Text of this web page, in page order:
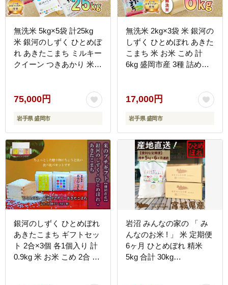
無洗米 5kg×5袋 計25kg
米 銀河のしずく ひとめぼ
れ あきたこまち ミルキー
クイーン つきあかり 米
お米 こめ コメ ライス ご
飯 ごはん 美味しい 贈り
物 産地直送 盛岡 佐々木
米穀店
75,000円
岩手県 盛岡市
無洗米 2kg×3袋 米 銀河の
しずく ひとめぼれ あきた
こまち 米 お米 こめ 計
6kg 盛岡市産 3種 詰め合
ごはん 美味しい 贈り物
小分け 少量 一人暮らし
国産 産地直送 盛岡 佐々
木米穀店
17,000円
岩手県 盛岡市
銀河のしずく ひとめぼれ
あきたこまち ギフトセッ
ト 2合×3個 各1個入り 計
0.9kg 米 お米 こめ 2合 3
岩沼 みんなの家の 「 み
んなのお米 ! 」 米 定期便
6ヶ月 ひとめぼれ 精米
5kg 合計 30kg